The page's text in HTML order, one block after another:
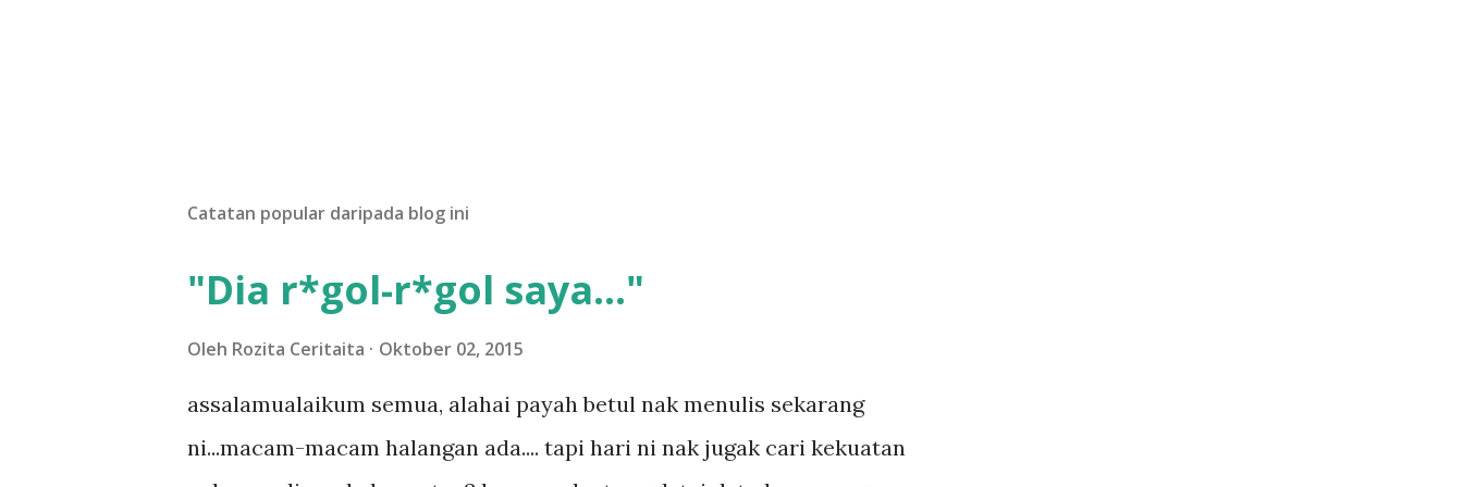
Catatan popular daripada blog ini
"Dia r*gol-r*gol saya..."
Oleh Rozita Ceritaita Oktober 02, 2015
assalamualaikum semua, alahai payah betul nak menulis sekarang
ni...macam-macam halangan ada.... tapi hari ni nak jugak cari kekuatan